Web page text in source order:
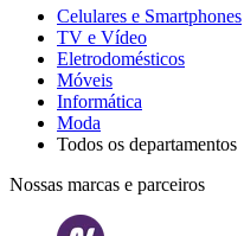
Celulares e Smartphones
TV e Vídeo
Eletrodomésticos
Móveis
Informática
Moda
Todos os departamentos
Nossas marcas e parceiros